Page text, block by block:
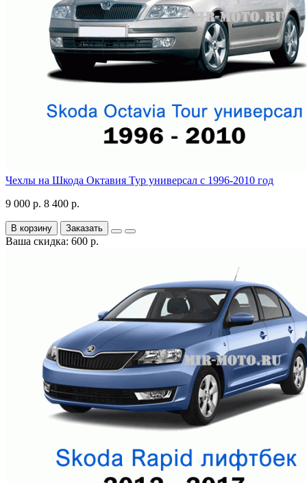
Чехлы на Шкода Октавия Тур универсал с 1996-2010 год
9 000 р. 8 400 р.
В корзину Заказать
Ваша скидка: 600 р.